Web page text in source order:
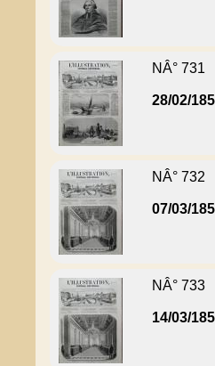
NÂ° 731
28/02/
NÂ° 732
07/03/
NÂ° 733
14/03/